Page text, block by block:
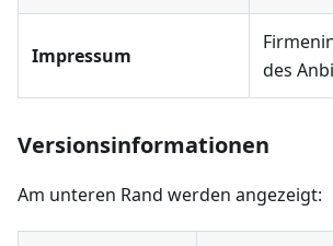
Impressum
des
Versionsinformationen
Am unteren Rand werden angezeigt: